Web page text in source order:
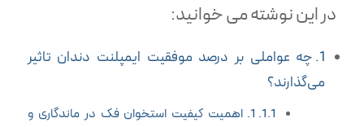
در این نوشته می خوانید:
چه عواملی بر درصد موفقیت ایمپلنت دندان تاثیر
می‌گذارند؟
1. اهمیت کیفیت استخوان فک در ماندگاری و